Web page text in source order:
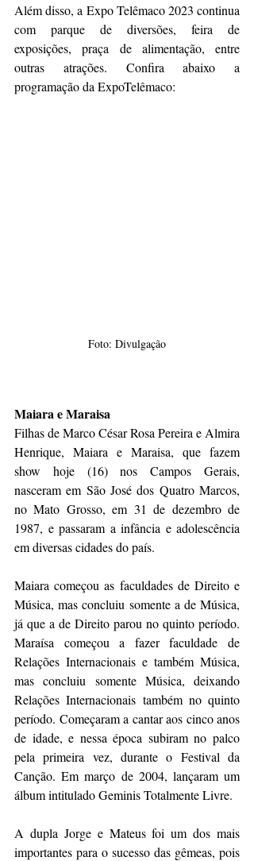
Além disso, a Expo Telêmaco 2023 continua
com parque de diversões, feira de
exposições, praça de alimentação, entre
outras atrações. Confira abaixo a
programação da ExpoTelêmaco:
Foto: Divulgação
Maiara e Maraisa
Filhas de Marco César Rosa Pereira e Almira
Henrique, Maiara e Maraisa, que fazem
show hoje (16) nos Campos Gerais,
nasceram em São José dos Quatro Marcos,
no Mato Grosso, em 31 de dezembro de
1987, e passaram a infância e adolescência
em diversas cidades do país.
Maiara começou as faculdades de Direito e
Música, mas concluiu somente a de Música,
já que a de Direito parou no quinto período.
Maraísa começou a fazer faculdade de
Relações Internacionais e também Música,
mas concluiu somente Música, deixando
Relações Internacionais também no quinto
período. Começaram a cantar aos cinco anos
de idade, e nessa época subiram no palco
pela primeira vez, durante o Festival da
Canção. Em março de 2004, lançaram um
álbum intitulado Geminis Totalmente Livre.
A dupla Jorge e Mateus foi um dos mais
importantes para o sucesso das gêmeas, pois